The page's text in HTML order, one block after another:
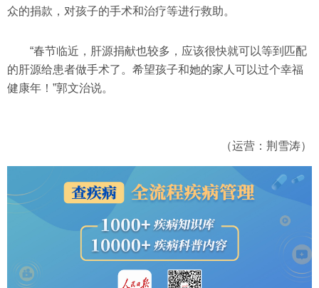
众的捐款，对孩子的手术和治疗等进行救助。
“春节临近，肝源捐献也较多，应该很快就可以等到匹配
的肝源给患者做手术了。希望孩子和她的家人可以过个幸福
健康年！”郭文治说。
（运营：荆雪涛）